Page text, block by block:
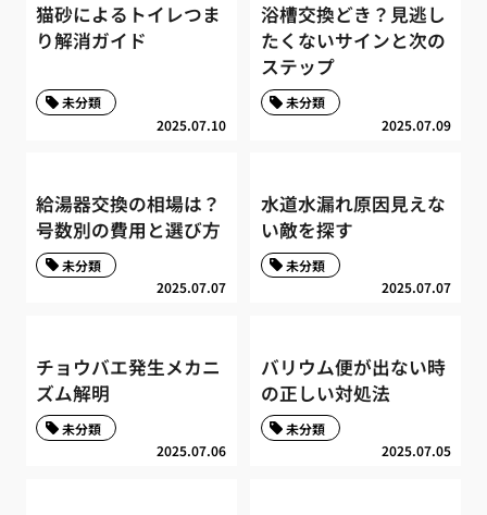
猫砂によるトイレつま
り解消ガイド
2025.07.10
未分類
浴槽交換どき？見逃し
たくないサインと次の
ステップ
2025.07.09
未分類
給湯器交換の相場は？
号数別の費用と選び方
2025.07.07
未分類
水道水漏れ原因見えな
い敵を探す
2025.07.07
未分類
チョウバエ発生メカニ
ズム解明
2025.07.06
未分類
バリウム便が出ない時
の正しい対処法
2025.07.05
未分類